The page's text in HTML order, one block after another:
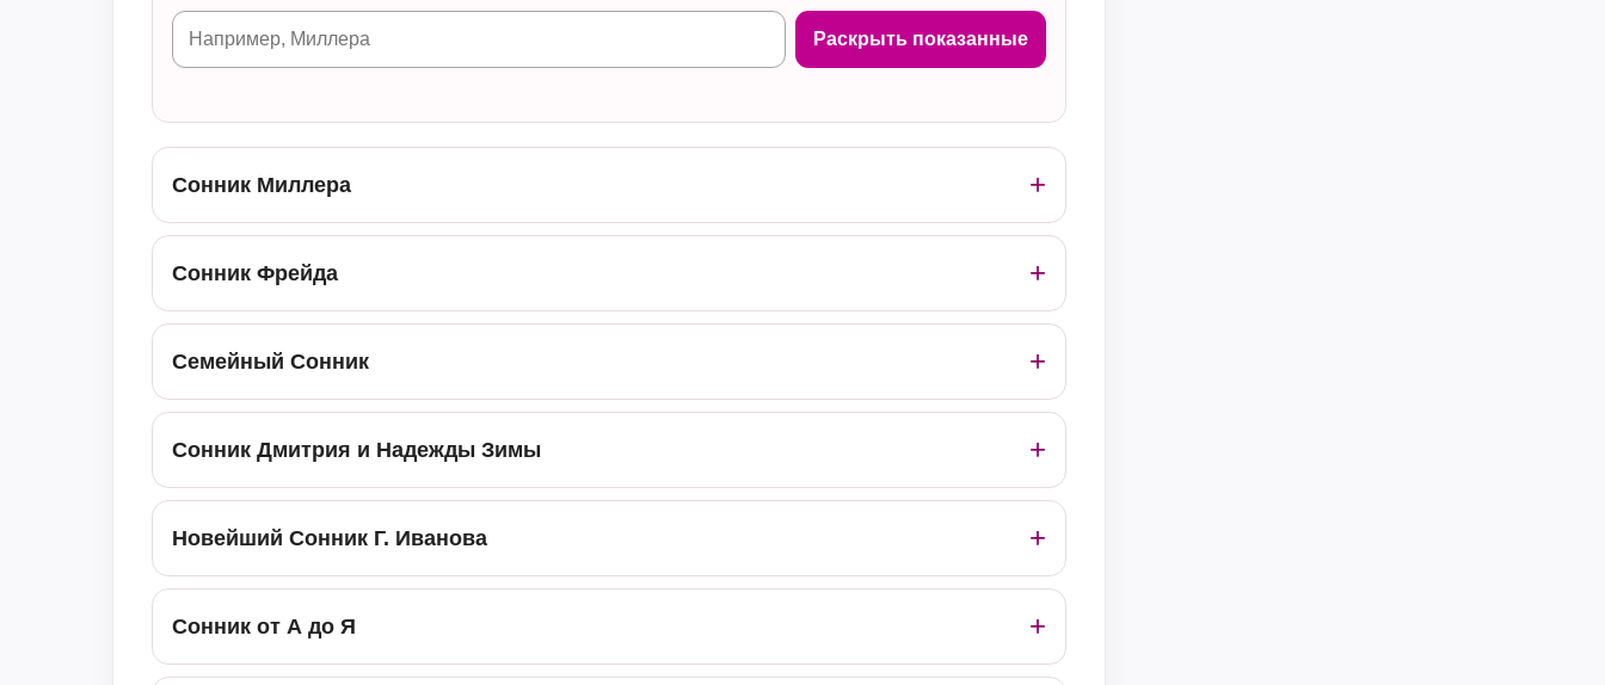
Раскрыть показанные
Сонник Миллера
Сонник Фрейда
Семейный Сонник
Сонник Дмитрия и Надежды Зимы
Новейший Сонник Г. Иванова
Сонник от А до Я